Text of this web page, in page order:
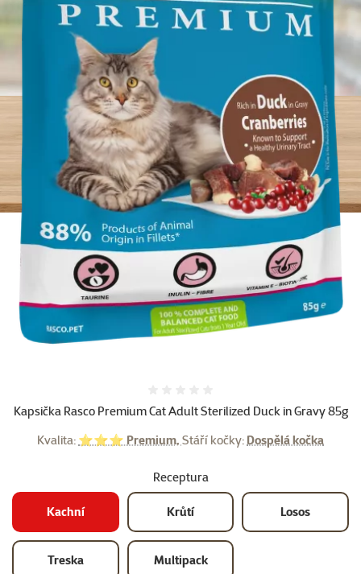
Kapsička Rasco Premium Cat Adult Sterilized Duck in Gravy 85g
Kvalita: ⭐⭐⭐ Premium, Stáří kočky: Dospělá kočka
Receptura
Kachní Krůtí Losos
Treska Multipack